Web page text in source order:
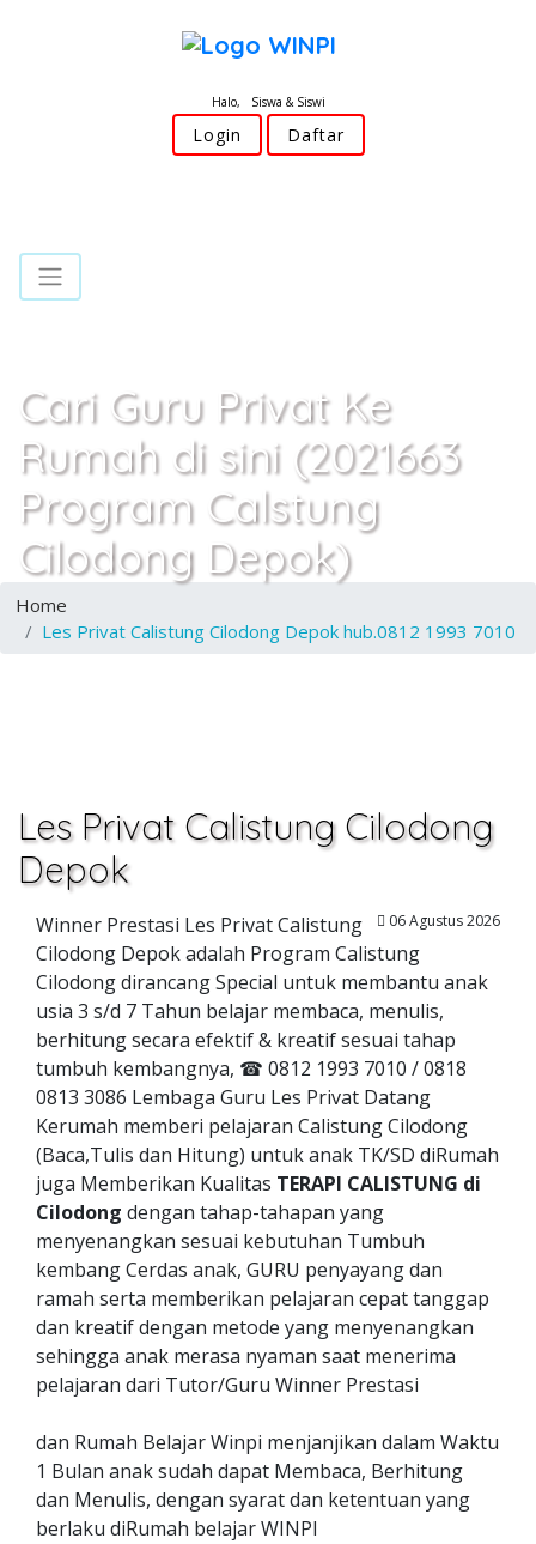
Halo, Siswa & Siswi
Login Daftar
Cari Guru Privat Ke
Rumah di sini (2021663
Program Calstung
Cilodong Depok)
Home
Les Privat Calistung Cilodong Depok hub.0812 1993 7010
Les Privat Calistung Cilodong
Depok
06 Agustus 2026
Winner Prestasi Les Privat Calistung
Cilodong Depok adalah Program Calistung
Cilodong dirancang Special untuk membantu anak
usia 3 s/d 7 Tahun belajar membaca, menulis,
berhitung secara efektif & kreatif sesuai tahap
tumbuh kembangnya, ☎ 0812 1993 7010 / 0818
0813 3086 Lembaga Guru Les Privat Datang
Kerumah memberi pelajaran Calistung Cilodong
(Baca,Tulis dan Hitung) untuk anak TK/SD diRumah
juga Memberikan Kualitas TERAPI CALISTUNG di
Cilodong dengan tahap-tahapan yang
menyenangkan sesuai kebutuhan Tumbuh
kembang Cerdas anak, GURU penyayang dan
ramah serta memberikan pelajaran cepat tanggap
dan kreatif dengan metode yang menyenangkan
sehingga anak merasa nyaman saat menerima
pelajaran dari Tutor/Guru Winner Prestasi
dan Rumah Belajar Winpi menjanjikan dalam Waktu
1 Bulan anak sudah dapat Membaca, Berhitung
dan Menulis, dengan syarat dan ketentuan yang
berlaku diRumah belajar WINPI